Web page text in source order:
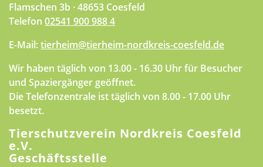
Flamschen 3b · 48653 Coesfeld
Telefon 02541 900 988 4
E-Mail:tierheim@tierheim-nordkreis-coesfeld.de
Wir haben täglich von 13.00 - 16.30 Uhr für Besucher
und Spaziergänger geöffnet.
Die Telefonzentrale ist täglich von 8.00 - 17.00 Uhr
besetzt.
Tierschutzverein Nordkreis Coesfeld
e.V.
Geschäftsstelle